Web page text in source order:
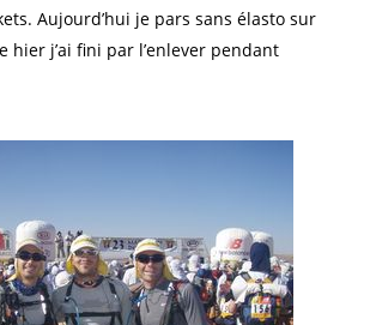
Aujourd’hui je pars sans élasto sur
hier j’ai fini par l’enlever pendant